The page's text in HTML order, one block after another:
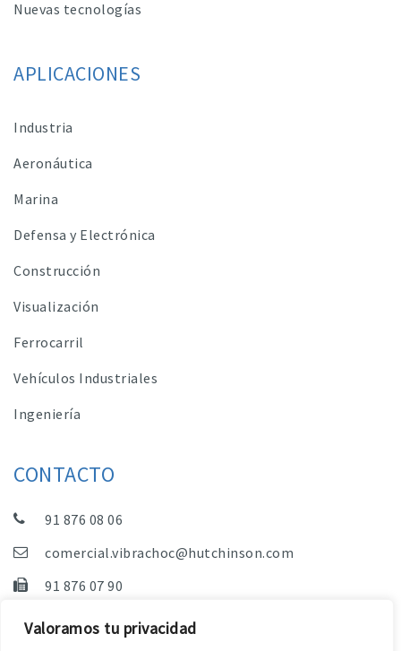
Valoramos tu privacidad
Nuevas tecnologías
APLICACIONES
Industria
Aeronáutica
Marina
Defensa y Electrónica
Construcción
Visualización
Ferrocarril
Vehículos Industriales
Ingeniería
CONTACTO
91 876 08 06
comercial.vibrachoc@hutchinson.com
91 876 07 90
Dpto. Comercial, Dpto. Técnico y Administración